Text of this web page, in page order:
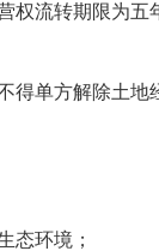
权流转期限为
得单方解除土
态环境；